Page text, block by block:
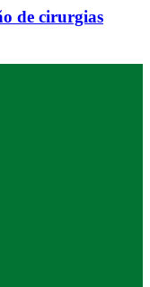
de cirurgias